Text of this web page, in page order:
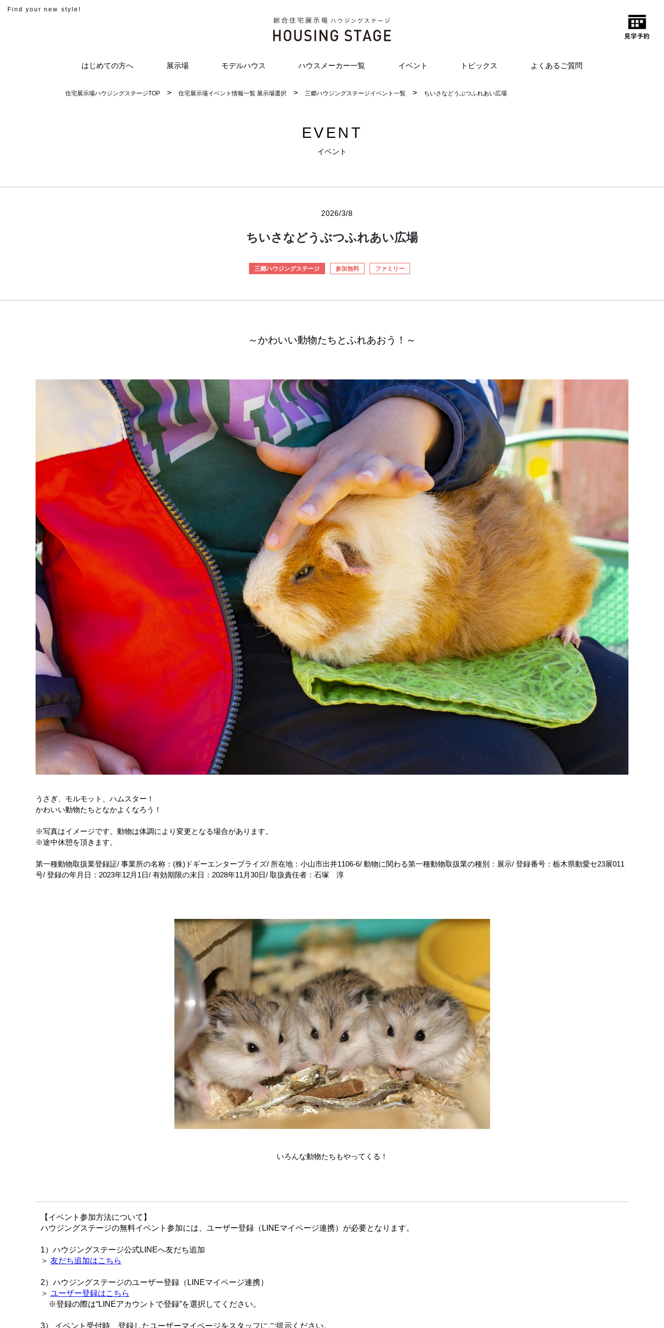
Find your new style!
はじめての方へ 展示場 モデルハウス ハウスメーカー一覧 イベント トピックス よくあるご質問
住宅展示場ハウジングステージTOP 住宅展示場イベント情報一覧 展示場選択 三郷ハウジングステージイベント一覧 ちいさなどうぶつふれあい広場
EVENT
イベント
2026/3/8
ちいさなどうぶつふれあい広場
三郷ハウジングステージ 参加無料 ファミリー
～かわいい動物たちとふれあおう！～
うさぎ、モルモット、ハムスター！
かわいい動物たちとなかよくなろう！
※写真はイメージです。動物は体調により変更となる場合があります。
※途中休憩を頂きます。
第一種動物取扱業登録証/ 事業所の名称：(株)ドギーエンタープライズ/ 所在地：小山市出井1106-6/ 動物に関わる第一種動物取扱業の種別：展示/ 登録番号：栃木県動愛セ23展011
号/ 登録の年月日：2023年12月1日/ 有効期限の末日：2028年11月30日/ 取扱責任者：石塚 淳
いろんな動物たちもやってくる！
【イベント参加方法について】
ハウジングステージの無料イベント参加には、ユーザー登録（LINEマイページ連携）が必要となります。
1）ハウジングステージ公式LINEへ友だち追加
＞ 友だち追加はこちら
2）ハウジングステージのユーザー登録（LINEマイページ連携）
＞ ユーザー登録はこちら
※登録の際は“LINEアカウントで登録”を選択してください。
3） イベント受付時、登録したユーザーマイページをスタッフにご提示ください。